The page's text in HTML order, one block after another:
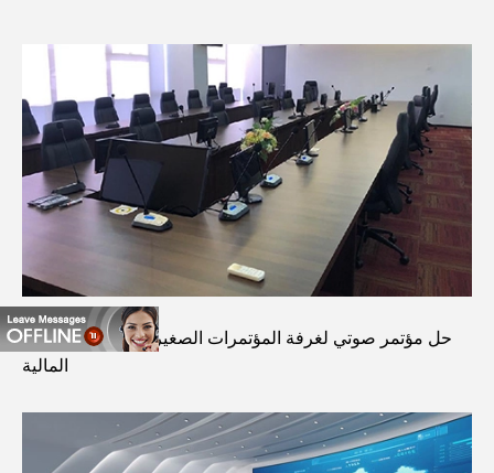
حل مؤتمر صوتي لغرفة المؤتمرات الصغيرة في سوق الأوراق
المالية